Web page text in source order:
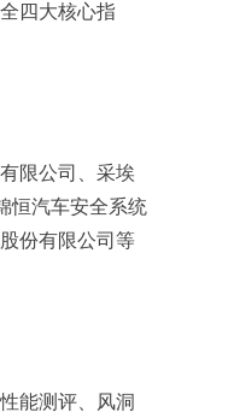
四大核心指
限公司、采埃
恒汽车安全系统
份有限公司等
能测评、风洞